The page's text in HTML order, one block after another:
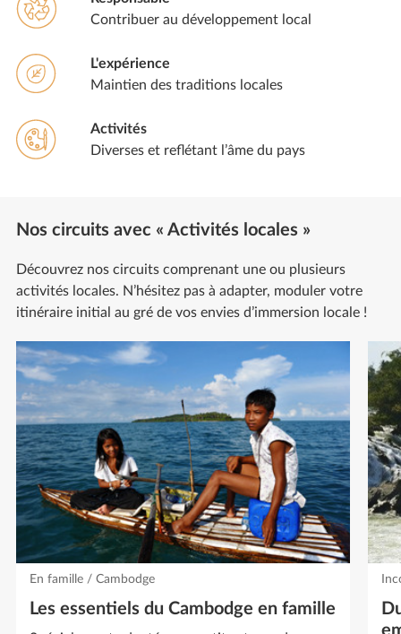
Contribuer au développement local
L'expérience
Maintien des traditions locales
Activités
Diverses et reflétant l’âme du pays
Nos circuits avec « Activités locales »
Découvrez nos circuits comprenant une ou plusieurs
activités locales. N’hésitez pas à adapter, moduler votre
itinéraire initial au gré de vos envies d’immersion locale !
En famille / Cambodge
Les essentiels du Cambodge en famille